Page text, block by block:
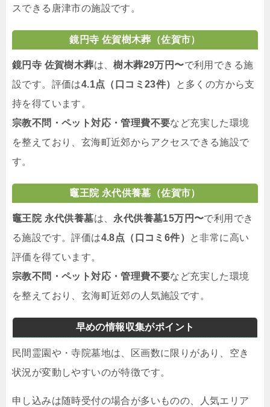
スできる唐津市の施設です。
鏡円寺 佐賀樹木葬（佐賀市）
鏡円寺 佐賀樹木葬は、樹木葬29万円〜で利用できる施
設です。評価は4.1点（口コミ23件）
と多くの方から支
持を得ています。
宗教不問・ペット対応・管理費不要など充実した環境
を整えており、玄海町近郊からアクセスできる施設で
す。
竈王院 永代供養墓（佐賀市）
竈王院 永代供養墓は、 永代供養墓15万円〜で利用でき
る施設です。評価は4.8点（口コミ6件）
と非常に高い
評価を得ています。
宗教不問・ペット対応・管理費不要など充実した環境
を整えており、玄海町近郊の人気施設です。
早めの情報収集がポイント
民間霊園や・寺院墓地は、区画数に限りがあり、空き
状況が変動しやすいのが特徴です。
申し込みは随時受付の場合が多いものの、人気エリア